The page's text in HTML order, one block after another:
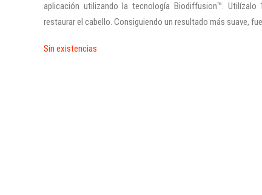
aplicación utilizando la tecnología Biodiffusion™. Utilízalo
restaurar el cabello. Consiguiendo un resultado más suave,
Sin existencias